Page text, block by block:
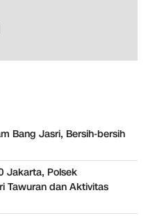
Bang Jasri, Bersih-bersih
Jakarta, Polsek
Tawuran dan Aktivitas